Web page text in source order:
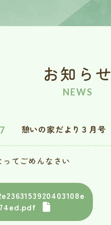
お知らせ
NEWS
憩いの家だより３月号
てごめんなさい